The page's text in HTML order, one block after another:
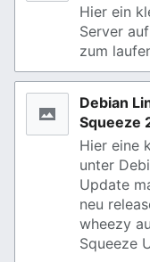
Hier ein
Server
zum
Debian
Squeeze
Hier eine
unter
Update
neu
wheezy
Squeeze